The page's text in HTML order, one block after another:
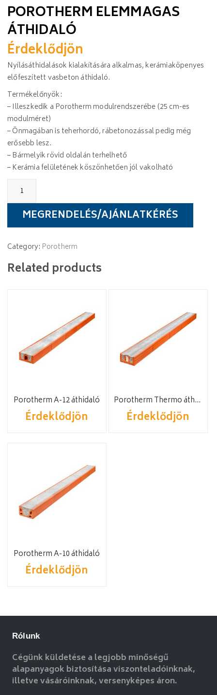
POROTHERM ELEMMAGAS
ÁTHIDALÓ
Érdeklődjön
Nyílásáthidalások kialakítására alkalmas, kerámiaköpenyes
előfeszített vasbeton áthidaló.
Termékelőnyök:
– Illeszkedik a Porotherm modulrendszerébe (25 cm-es
modulméret)
– Önmagában is teherhordó, rábetonozással pedig még
erősebb lesz.
– Bármelyik rövid oldalán terhelhető
– Kerámia felületének köszönhetően jól vakolható
Porotherm
Elemmagas
áthidaló
quantityMEGRENDELÉS/AJÁNLATKÉRÉS
Category: Porotherm
Related products
Porotherm A-12 áthidaló
Érdeklődjön
Porotherm Thermo áthidaló
Érdeklődjön
Porotherm A-10 áthidaló
Érdeklődjön
Rólunk
Cégünk küldetése a legjobb minőségű
alapanyagok biztosítása viszonteladóinknak,
illetve vásáróinknak, versenyképes áron.